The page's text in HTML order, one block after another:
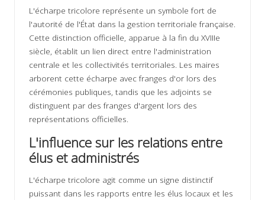
L'écharpe tricolore représente un symbole fort de
l'autorité de l'État dans la gestion territoriale française.
Cette distinction officielle, apparue à la fin du XVIIIe
siècle, établit un lien direct entre l'administration
centrale et les collectivités territoriales. Les maires
arborent cette écharpe avec franges d'or lors des
cérémonies publiques, tandis que les adjoints se
distinguent par des franges d'argent lors des
représentations officielles.
L'influence sur les relations entre
élus et administrés
L'écharpe tricolore agit comme un signe distinctif
puissant dans les rapports entre les élus locaux et les